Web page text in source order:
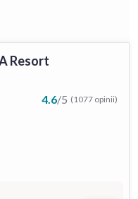
Resort
4.6/5 (1077 opinii)